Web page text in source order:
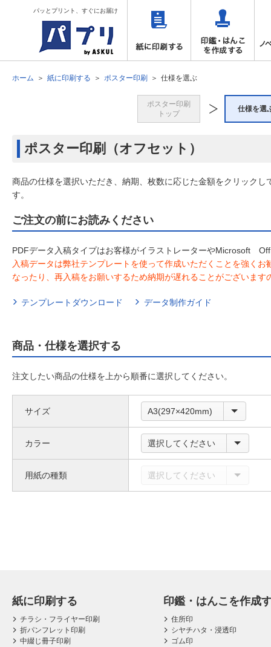
パッとプリント、すぐにお届け
ホーム 紙に印刷する ポスター印刷 仕様を選ぶ
ポスター印刷
トップ
仕様を選
ポスター印刷（オフセット）
商品の仕様を選択いただき、納期、枚数に応じた金額をクリック
す。
ご注文の前にお読みください
PDFデータ入稿タイプはお客様がイラストレーターやMicrosoft
入稿データは弊社テンプレートを使って作成いただくことを強く
なったり、再入稿をお願いするため納期が遅れることがございます
テンプレートダウンロード データ制作ガイド
商品・仕様を選択する
注文したい商品の仕様を上から順番に選択してください。
サイズ A3(297×420mm)
カラー 選択してください
用紙の種類 選択してください
紙に印刷する
チラシ・フライヤー印刷
折パンフレット印刷
中綴じ冊子印刷
印鑑・はんこを作成
住所印
シヤチハタ・浸透印
ゴム印